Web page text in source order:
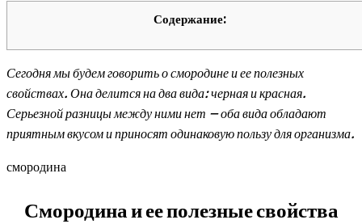
Содержание:
Сегодня мы будем говорить о смородине и ее полезных
свойствах. Она делится на два вида: черная и красная.
Серьезной разницы между ними нет – оба вида обладают
приятным вкусом и приносят одинаковую пользу для организма.
смородина
Смородина и ее полезные свойства